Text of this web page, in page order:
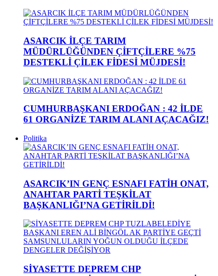
ASARCIK İLÇE TARIM
MÜDÜRLÜĞÜNDEN ÇİFTÇİLERE %75
DESTEKLİ ÇİLEK FİDESİ MÜJDESİ!
CUMHURBAŞKANI ERDOĞAN : 42 İLDE
61 ORGANİZE TARIM ALANI AÇACAĞIZ!
Politika
ASARCIK’IN GENÇ ESNAFI FATİH ONAT,
ANAHTAR PARTİ TEŞKİLAT
BAŞKANLIĞI’NA GETİRİLDİ!
SİYASETTE DEPREM CHP